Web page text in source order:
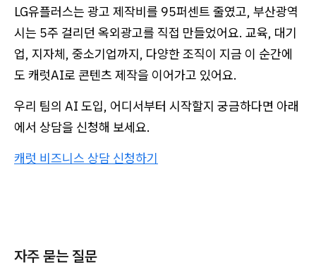
LG유플러스는 광고 제작비를 95퍼센트 줄였고, 부산광역
시는 5주 걸리던 옥외광고를 직접 만들었어요. 교육, 대기
업, 지자체, 중소기업까지, 다양한 조직이 지금 이 순간에
도 캐럿AI로 콘텐츠 제작을 이어가고 있어요.
우리 팀의 AI 도입, 어디서부터 시작할지 궁금하다면 아래
에서 상담을 신청해 보세요.
캐럿 비즈니스 상담 신청하기
자주 묻는 질문